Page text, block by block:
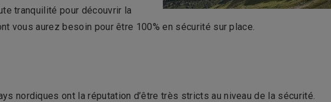
tranquilité pour découvrir la
vous aurez besoin pour être 100% en sécurité sur place.
nordiques ont la réputation d’être très stricts au niveau de la sécurité.